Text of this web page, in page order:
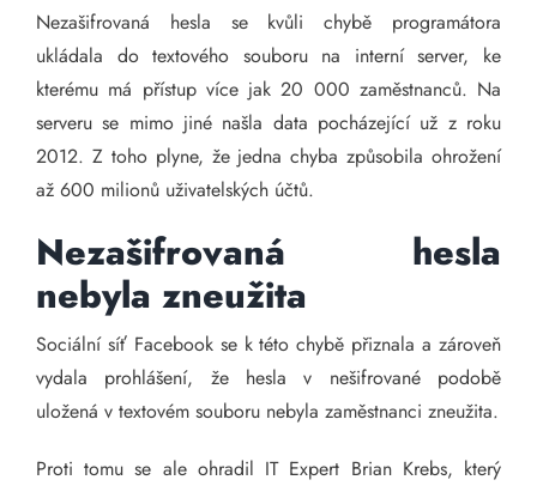
Nezašifrovaná hesla se kvůli chybě programátora
ukládala do textového souboru na interní server, ke
kterému má přístup více jak 20 000 zaměstnanců. Na
serveru se mimo jiné našla data pocházející už z roku
2012. Z toho plyne, že jedna chyba způsobila ohrožení
až 600 milionů uživatelských účtů.
Nezašifrovaná hesla
nebyla zneužita
Sociální síť Facebook se k této chybě přiznala a zároveň
vydala prohlášení, že hesla v nešifrované podobě
uložená v textovém souboru nebyla zaměstnanci zneužita.
Proti tomu se ale ohradil IT Expert Brian Krebs, který